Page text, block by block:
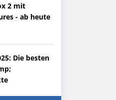
2 mit
- ab heute
Die besten